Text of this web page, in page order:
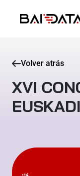
Volver atrás
XVI
EUSKADI